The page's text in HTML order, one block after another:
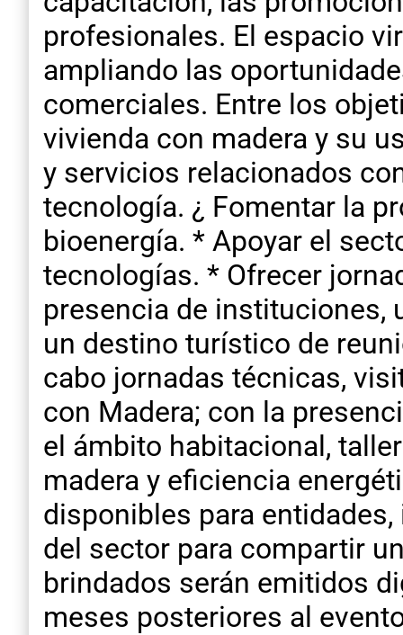
profesionales. El espacio
ampliando las
comerciales. Entre los
vivienda con madera y su
y servicios relacionados
tecnología. ¿ Fomentar la
bioenergía. * Apoyar el
tecnologías. * Ofrecer
presencia de instituciones,
un destino turístico de
cabo jornadas técnicas,
con Madera; con la
el ámbito habitacional,
madera y eficiencia
disponibles para
del sector para compartir
brindados serán emitidos
meses posteriores al